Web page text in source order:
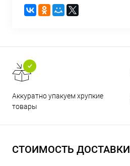
Аккуратно упакуем хрупкие
товары
СТОИМОСТЬ ДОСТАВКИ